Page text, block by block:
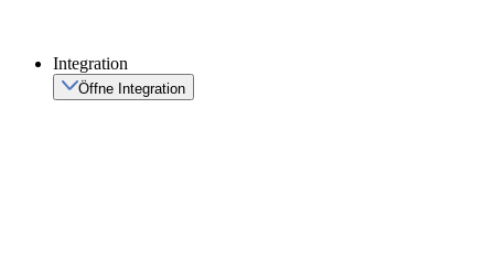
Integration
Öffne Integration